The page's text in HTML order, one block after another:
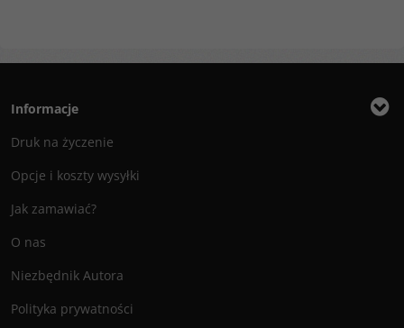
Informacje
Druk na życzenie
Opcje i koszty wysyłki
Jak zamawiać?
O nas
Niezbędnik Autora
Polityka prywatności